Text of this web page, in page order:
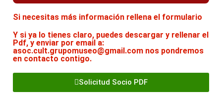
Si necesitas más información rellena el formulario
Y si ya lo tienes claro, puedes descargar y rellenar el
Pdf, y enviar por email a:
asoc.cult.grupomuseo@gmail.com nos pondremos
en contacto contigo.
Solicitud Socio PDF